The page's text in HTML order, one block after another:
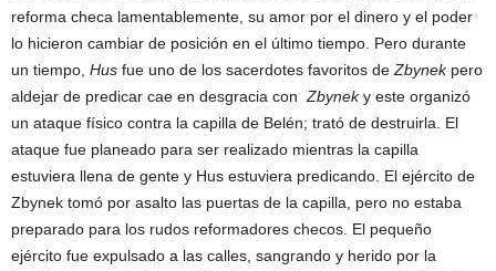
reforma checa lamentablemente, su amor por el dinero y el poder
lo hicieron cambiar de posición en el último tiempo. Pero durante
un tiempo, Hus fue uno de los sacerdotes favoritos de Zbynek pero
aldejar de predicar cae en desgracia con Zbyneky este organizó
un ataque físico contra la capilla de Belén; trató de destruirla. El
ataque fue planeado para ser realizado mientras la capilla
estuviera llena de gente y Hus estuviera predicando. El ejército de
Zbynek tomó por asalto las puertas de la capilla, pero no estaba
preparado para los rudos reformadores checos. El pequeño
ejército fue expulsado a las calles, sangrando y herido por la